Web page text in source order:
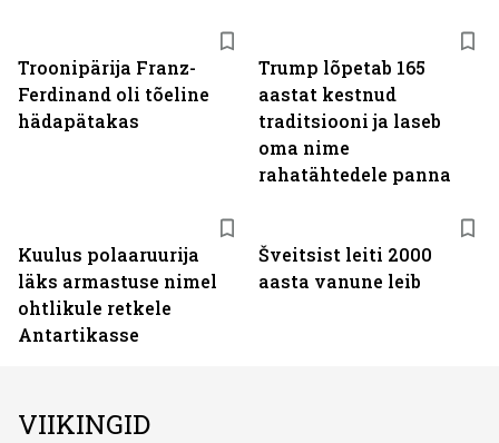
Troonipärija Franz-
Ferdinand oli tõeline
hädapätakas
Trump lõpetab 165
aastat kestnud
traditsiooni ja laseb
oma nime
rahatähtedele panna
Kuulus polaaruurija
läks armastuse nimel
ohtlikule retkele
Antartikasse
Šveitsist leiti 2000
aasta vanune leib
VIIKINGID